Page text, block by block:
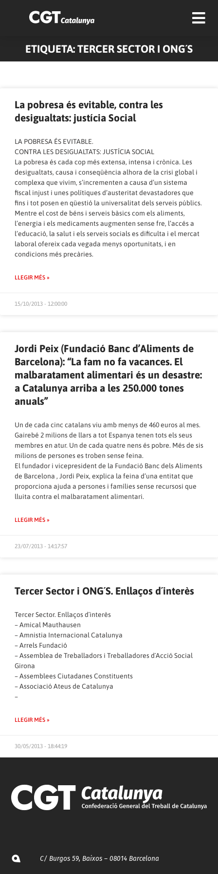
ETIQUETA: TERCER SECTOR I ONG´S
La pobresa és evitable, contra les
desigualtats: justícia Social
LA POBRESA ÉS EVITABLE.
CONTRA LES DESIGUALTATS: JUSTÍCIA SOCIAL
La pobresa és cada cop més extensa, intensa i crònica. Les
desigualtats, causa i conseqüència alhora de la crisi global i
complexa que vivim, s’incrementen a causa d’un sistema
fiscal injust i unes polítiques d’austeritat devastadores que
fins i tot posen en qüestió la universalitat dels serveis públics.
Mentre el cost de béns i serveis bàsics com els aliments,
l’energia i els medicaments augmenten sense fre, l’accés a
l’educació, la salut i els serveis socials es dificulta i el mercat
laboral ofereix cada vegada menys oportunitats, i en
condicions més precàries.
LLEGIR MÉS »
15/10/2013 - 12:00:00
Jordi Peix (Fundació Banc d’Aliments de
Barcelona): “La fam no fa vacances. El
malbaratament alimentari és un desastre:
a Catalunya arriba a les 250.000 tones
anuals”
Un de cada cinc catalans viu amb menys de 460 euros al mes.
Gairebé 2 milions de llars a tot Espanya tenen tots els seus
membres en atur. Un de cada quatre nens és pobre. Més de sis
milions de persones es troben sense feina.
El fundador i vicepresident de la Fundació Banc dels Aliments
de Barcelona , Jordi Peix, explica la feina d’una entitat que
proporciona ajuda a persones i famílies sense recursosi que
lluita contra el malbaratament alimentari.
LLEGIR MÉS »
23/07/2013 - 14:17:57
Tercer Sector i ONG´S. Enllaços d´interès
Tercer Sector. Enllaços d´interès
–Amical Mauthausen
–Amnistia Internacional Catalunya
–Arrels Fundació
–Assemblea de Treballadors i Treballadores d´Acció Social
Girona
–Assemblees Ciutadanes Constituents
–Associació Ateus de Catalunya
–
LLEGIR MÉS »
30/05/2013 - 18:44:19
C/ Burgos 59, Baixos – 08014 Barcelona